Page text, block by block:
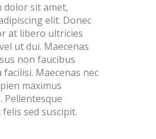
dolor sit amet,
elit. Donec
at libero ultricies
ut dui. Maecenas
non faucibus
Maecenas nec
maximus
Pellentesque
sed suscipit.